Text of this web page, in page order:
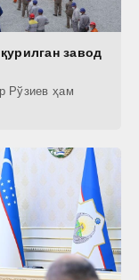
завод
Рўзиев ҳам